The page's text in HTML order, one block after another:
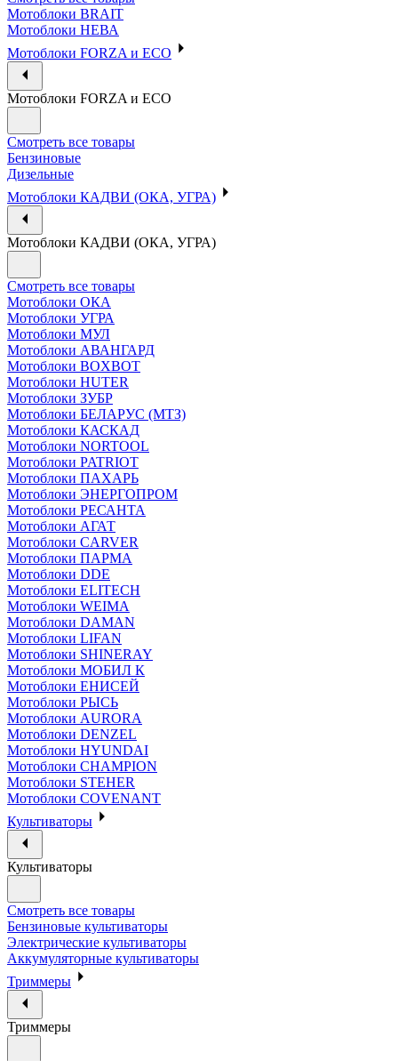
Мотоблоки BRAIT
Мотоблоки НЕВА
Мотоблоки FORZA и ECO
Мотоблоки FORZA и ECO
Смотреть все товары
Бензиновые
Дизельные
Мотоблоки КАДВИ (ОКА, УГРА)
Мотоблоки КАДВИ (ОКА, УГРА)
Смотреть все товары
Мотоблоки ОКА
Мотоблоки УГРА
Мотоблоки МУЛ
Мотоблоки АВАНГАРД
Мотоблоки BOXBOT
Мотоблоки HUTER
Мотоблоки ЗУБР
Мотоблоки БЕЛАРУС (МТЗ)
Мотоблоки КАСКАД
Мотоблоки NORTOOL
Мотоблоки PATRIOT
Мотоблоки ПАХАРЬ
Мотоблоки ЭНЕРГОПРОМ
Мотоблоки РЕСАНТА
Мотоблоки АГАТ
Мотоблоки CARVER
Мотоблоки ПАРМА
Мотоблоки DDE
Мотоблоки ELITECH
Мотоблоки WEIMA
Мотоблоки DAMAN
Мотоблоки LIFAN
Мотоблоки SHINERAY
Мотоблоки МОБИЛ К
Мотоблоки ЕНИСЕЙ
Мотоблоки РЫСЬ
Мотоблоки AURORA
Мотоблоки DENZEL
Мотоблоки HYUNDAI
Мотоблоки CHAMPION
Мотоблоки STEHER
Мотоблоки COVENANT
Культиваторы
Культиваторы
Смотреть все товары
Бензиновые культиваторы
Электрические культиваторы
Аккумуляторные культиваторы
Триммеры
Триммеры